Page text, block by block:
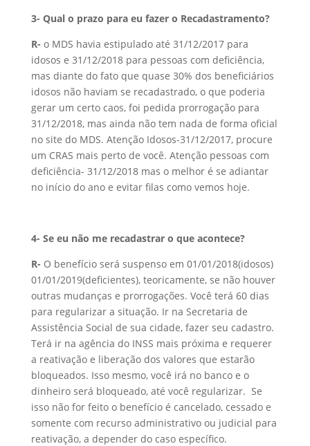
3- Qual o prazo para eu fazer o Recadastramento?
R- o MDS havia estipulado até 31/12/2017 para
idosos e 31/12/2018 para pessoas com deficiência,
mas diante do fato que quase 30% dos beneficiários
idosos não haviam se recadastrado, o que poderia
gerar um certo caos, foi pedida prorrogação para
31/12/2018, mas ainda não tem nada de forma oficial
no site do MDS. Atenção Idosos-31/12/2017, procure
um CRAS mais perto de você. Atenção pessoas com
deficiência- 31/12/2018 mas o melhor é se adiantar
no início do ano e evitar filas como vemos hoje.
4- Se eu não me recadastrar o que acontece?
R- O benefício será suspenso em 01/01/2018(idosos)
01/01/2019(deficientes), teoricamente, se não houver
outras mudanças e prorrogações. Você terá 60 dias
para regularizar a situação. Ir na Secretaria de
Assistência Social de sua cidade, fazer seu cadastro.
Terá ir na agência do INSS mais próxima e requerer
a reativação e liberação dos valores que estarão
bloqueados. Isso mesmo, você irá no banco e o
dinheiro será bloqueado, até você regularizar. Se
isso não for feito o benefício é cancelado, cessado e
somente com recurso administrativo ou judicial para
reativação, a depender do caso específico.